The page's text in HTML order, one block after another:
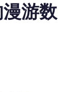
游数